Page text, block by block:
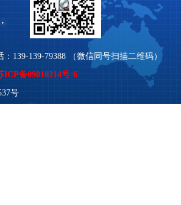
139-139-79388 （微信同号扫描二维码）
ICP备09010214号-6
号